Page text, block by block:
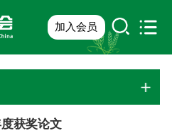
加入会员
获奖论文